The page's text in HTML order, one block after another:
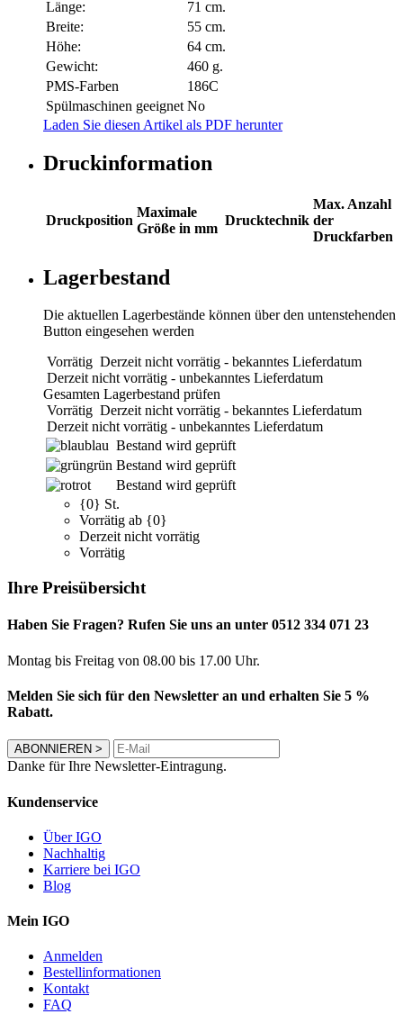
Länge:
71 cm.
Breite:
55 cm.
Höhe:
64 cm.
Gewicht:
460 g.
PMS-Farben
186C
Spülmaschinen geeignet No
Laden Sie diesen Artikel als PDF herunter
Druckinformation
Druckposition
Maximale
Größe in mm
Drucktechnik
Max. Anzahl
der
Druckfarben
Lagerbestand
Die aktuellen Lagerbestände können über den untenstehenden
Button eingesehen werden
Vorrätig Derzeit nicht vorrätig - bekanntes Lieferdatum
Derzeit nicht vorrätig - unbekanntes Lieferdatum
Gesamten Lagerbestand prüfen
Vorrätig Derzeit nicht vorrätig - bekanntes Lieferdatum
Derzeit nicht vorrätig - unbekanntes Lieferdatum
blau Bestand wird geprüft
grün Bestand wird geprüft
rot
Bestand wird geprüft
{0} St.
Vorrätig ab {0}
Derzeit nicht vorrätig
Vorrätig
Ihre Preisübersicht
Haben Sie Fragen? Rufen Sie uns an unter 0512 334 071 23
Montag bis Freitag von 08.00 bis 17.00 Uhr.
Melden Sie sich für den Newsletter an und erhalten Sie 5 %
Rabatt.
ABONNIEREN >
Danke für Ihre Newsletter-Eintragung.
Kundenservice
Über IGO
Nachhaltig
Karriere bei IGO
Blog
Mein IGO
Anmelden
Bestellinformationen
Kontakt
FAQ